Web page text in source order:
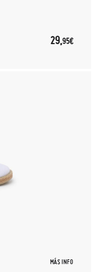
29,95€
MÁS INFO